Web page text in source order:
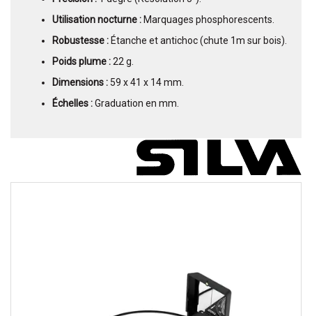
Utilisation nocturne : Marquages phosphorescents.
Robustesse : Étanche et antichoc (chute 1m sur bois).
Poids plume :22 g.
Dimensions : 59 x 41 x 14 mm.
Échelles :Graduation en mm.